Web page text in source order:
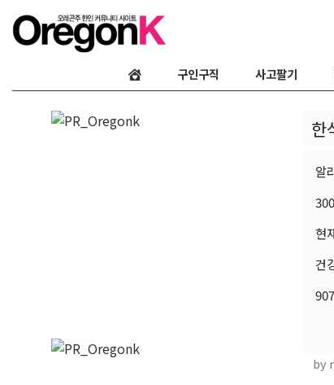
구인구직 사고팔기
한
알
현
건
by